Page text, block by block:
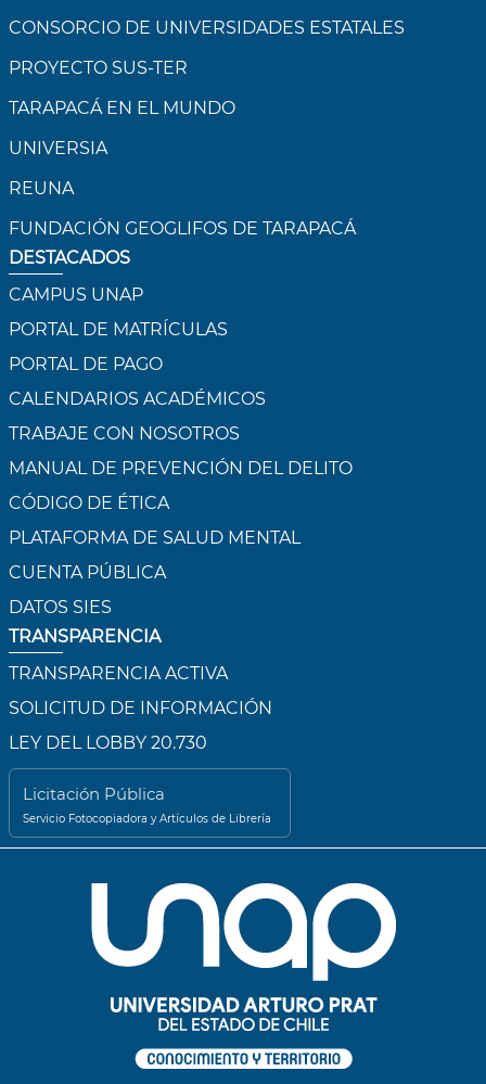
CONSORCIO DE UNIVERSIDADES ESTATALES
PROYECTO SUS-TER
TARAPACÁ EN EL MUNDO
UNIVERSIA
REUNA
FUNDACIÓN GEOGLIFOS DE TARAPACÁ
DESTACADOS
CAMPUS UNAP
PORTAL DE MATRÍCULAS
PORTAL DE PAGO
CALENDARIOS ACADÉMICOS
TRABAJE CON NOSOTROS
MANUAL DE PREVENCIÓN DEL DELITO
CÓDIGO DE ÉTICA
PLATAFORMA DE SALUD MENTAL
CUENTA PÚBLICA
DATOS SIES
TRANSPARENCIA
TRANSPARENCIA ACTIVA
SOLICITUD DE INFORMACIÓN
LEY DEL LOBBY 20.730
Licitación Pública
Servicio Fotocopiadora y Artículos de Librería